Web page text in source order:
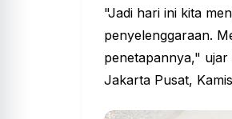
"Jadi hari ini kita
penyelenggaraan.
penetapannya,"
Jakarta Pusat,